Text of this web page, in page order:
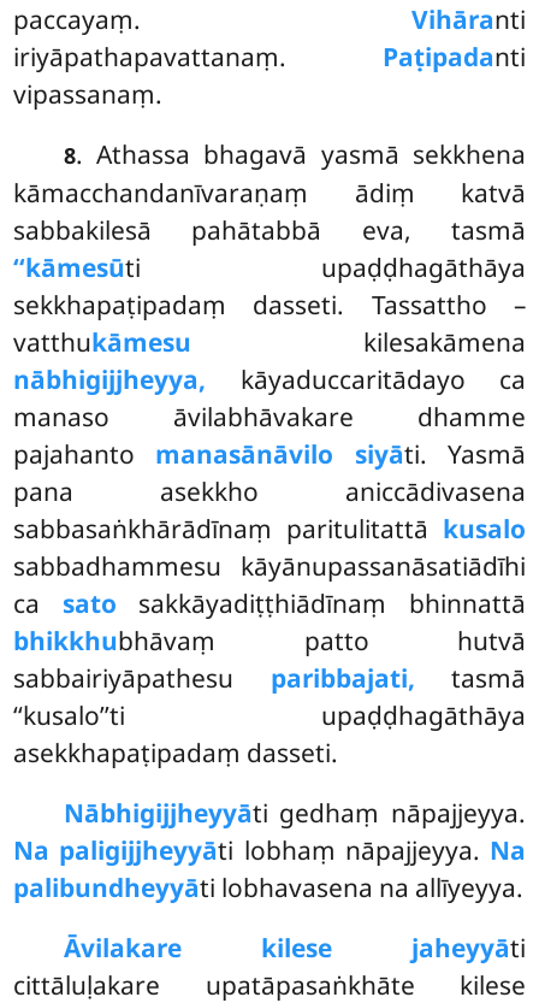
paccayaṃ. Vihāranti
iriyāpathapavattanaṃ. Paṭipadanti
vipassanaṃ.
8. Athassa bhagavā yasmā sekkhena
kāmacchandanīvaraṇaṃ ādiṃ katvā
sabbakilesā pahātabbā eva, tasmā
‘‘kāmesūti upaḍḍhagāthāya
sekkhapaṭipadaṃ dasseti. Tassattho –
vatthukāmesu kilesakāmena
nābhigijjheyya, kāyaduccaritādayo ca
manaso āvilabhāvakare dhamme
pajahanto manasānāvilo siyāti. Yasmā
pana asekkho aniccādivasena
sabbasaṅkhārādīnaṃ paritulitattā kusalo
sabbadhammesu kāyānupassanāsatiādīhi
ca sato sakkāyadiṭṭhiādīnaṃ bhinnattā
bhikkhubhāvaṃ patto hutvā
sabbairiyāpathesu paribbajati, tasmā
‘‘kusalo’’ti upaḍḍhagāthāya
asekkhapaṭipadaṃ dasseti.
Nābhigijjheyyāti gedhaṃ nāpajjeyya.
Na paligijjheyyāti lobhaṃ nāpajjeyya. Na
palibundheyyāti lobhavasena na allīyeyya.
Āvilakare kilese jaheyyāti
cittāluḷakare upatāpasaṅkhāte kilese